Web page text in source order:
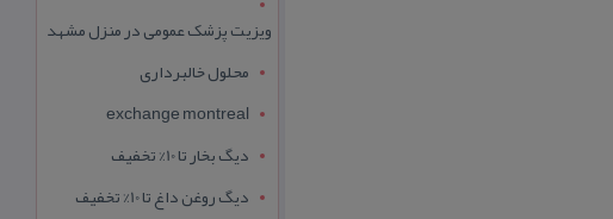
ویزیت پزشک عمومی در منزل مشهد
محلول خالبرداری
exchange montreal
دیگ بخار تا 10% تخفیف
دیگ روغن داغ تا 10% تخفیف